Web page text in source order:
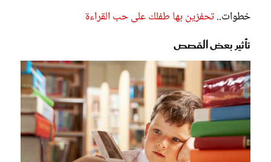
خطوات..تحفزين بها طفلك على حب القراءة
تأثير بعض القصص